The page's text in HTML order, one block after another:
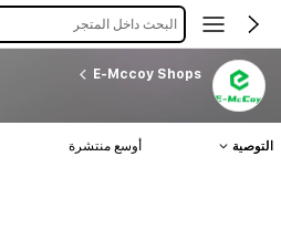
البحث داخل المتجر
E-Mccoy Shops
التوصية أوسع منتشرة